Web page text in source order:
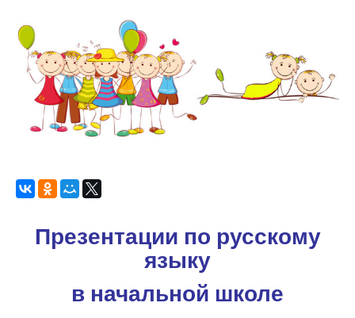
Презентации по русскому
языку
в начальной школе